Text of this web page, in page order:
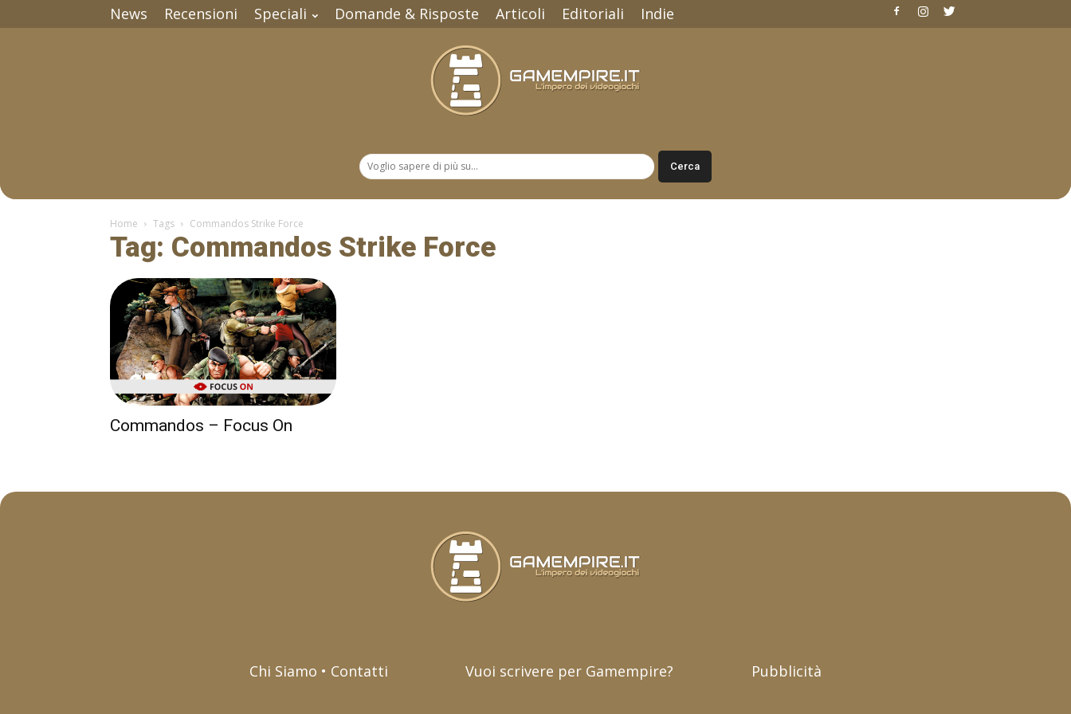
News Recensioni Speciali Domande & Risposte Articoli Editoriali Indie
Home Tags Commandos Strike Force
Tag: Commandos Strike Force
Commandos – Focus On
Chi Siamo • Contatti Vuoi scrivere per Gamempire? Pubblicità